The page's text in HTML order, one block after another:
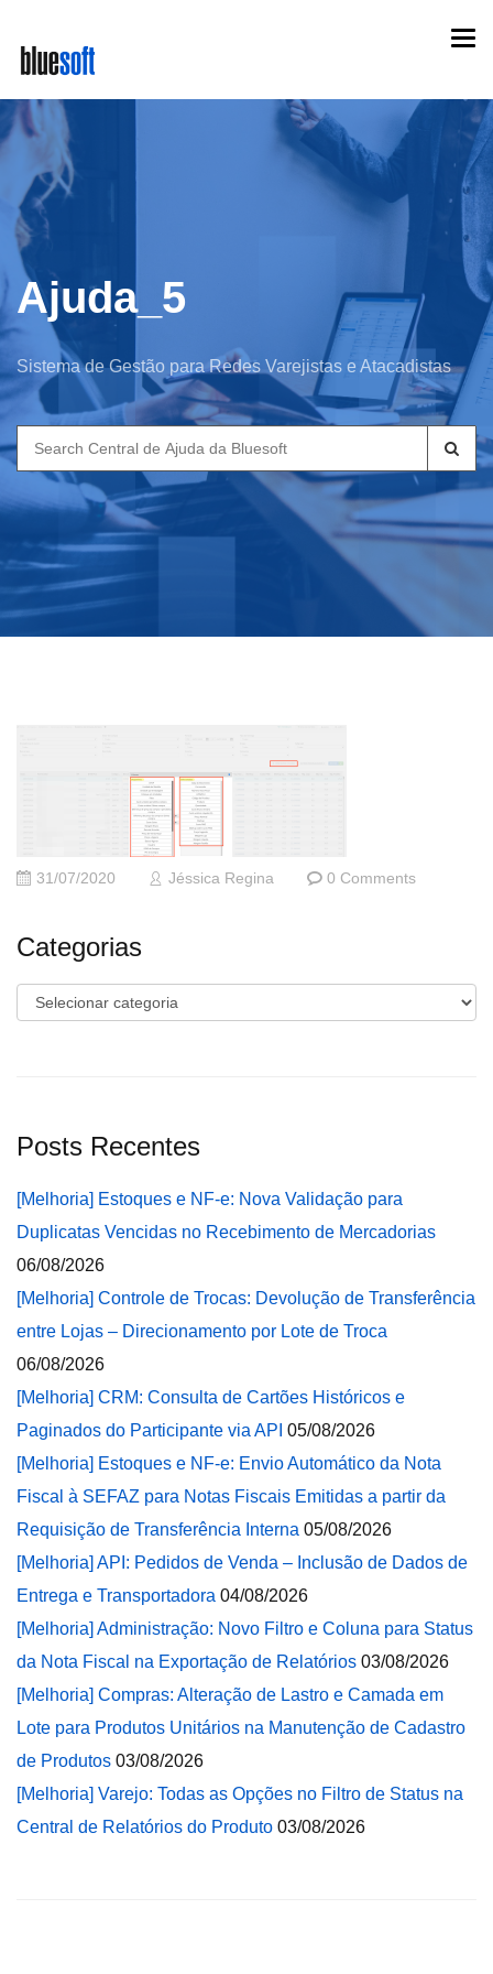
main
content
Ajuda_5
Sistema de Gestão para Redes Varejistas e Atacadistas
Search
for:
31/07/2020 Jéssica Regina 0 Comments
Categorias
Categorias
Posts Recentes
[Melhoria] Estoques e NF-e: Nova Validação para
Duplicatas Vencidas no Recebimento de Mercadorias
06/08/2026
[Melhoria] Controle de Trocas: Devolução de Transferência
entre Lojas – Direcionamento por Lote de Troca
06/08/2026
[Melhoria] CRM: Consulta de Cartões Históricos e
Paginados do Participante via API 05/08/2026
[Melhoria] Estoques e NF-e: Envio Automático da Nota
Fiscal à SEFAZ para Notas Fiscais Emitidas a partir da
Requisição de Transferência Interna 05/08/2026
[Melhoria] API: Pedidos de Venda – Inclusão de Dados de
Entrega e Transportadora 04/08/2026
[Melhoria] Administração: Novo Filtro e Coluna para Status
da Nota Fiscal na Exportação de Relatórios 03/08/2026
[Melhoria] Compras: Alteração de Lastro e Camada em
Lote para Produtos Unitários na Manutenção de Cadastro
de Produtos 03/08/2026
[Melhoria] Varejo: Todas as Opções no Filtro de Status na
Central de Relatórios do Produto 03/08/2026